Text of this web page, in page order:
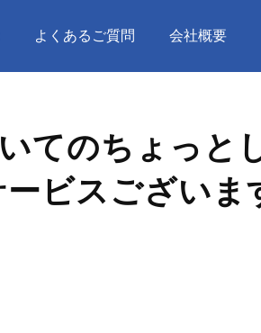
よくあるご質問 会社概要
てのちょっと
ビスございま